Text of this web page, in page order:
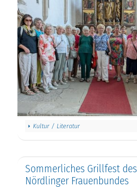
Kultur / Literatur
Sommerliches Grillfest des
Nördlinger Frauenbundes